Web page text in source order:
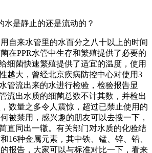
水是静止的还是流动的？
自来水管里的水百分之八十以上的时间
在PPR水管中生存和繁殖提供了必要的
细菌快速繁殖提供了适宜的温度，使用
越大，曾经北京疾病防控中心对使用3
管流出来的水进行检验，检验报告显
流出水质的细菌总数不计其数，并检出
数量之多令人震惊，超过已禁止使用的
被禁用，感兴趣的朋友可以去搜一下，
直同出一辙。有关部门对水质的化验结
16种金属元素，其中铁、锰、锌、铅、
报告，大家可以与标准对比一下，看来